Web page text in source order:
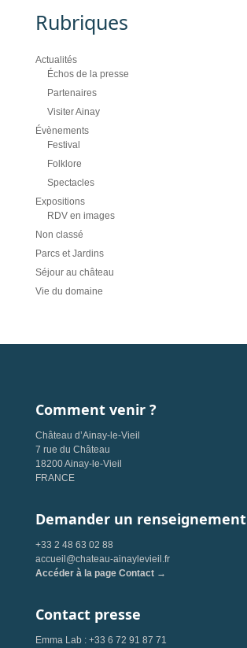
Rubriques
Actualités
Échos de la presse
Partenaires
Visiter Ainay
Évènements
Festival
Folklore
Spectacles
Expositions
RDV en images
Non classé
Parcs et Jardins
Séjour au château
Vie du domaine
Comment venir ?
Château d’Ainay-le-Vieil
7 rue du Château
18200 Ainay-le-Vieil
FRANCE
Demander un renseignement
+33 2 48 63 02 88
accueil@chateau-ainaylevieil.fr
Accéder à la page Contact →
Contact presse
Emma Lab : +33 6 72 91 87 71